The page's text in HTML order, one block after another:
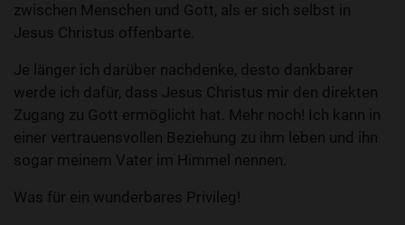
zwischen Menschen und Gott, als er sich selbst in
Jesus Christus offenbarte.
Je länger ich darüber nachdenke, desto dankbarer
werde ich dafür, dass Jesus Christus mir den direkten
Zugang zu Gott ermöglicht hat. Mehr noch! Ich kann in
einer vertrauensvollen Beziehung zu ihm leben und ihn
sogar meinem Vater im Himmel nennen.
Was für ein wunderbares Privileg!